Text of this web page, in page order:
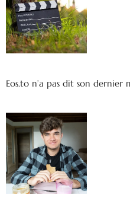
Eos.to n’a pas dit son dernier